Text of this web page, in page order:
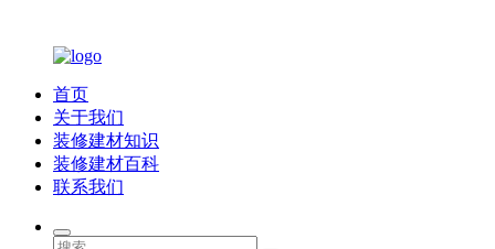
首页
关于我们
装修建材知识
装修建材百科
联系我们